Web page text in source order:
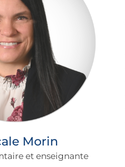
Morin
et enseignante